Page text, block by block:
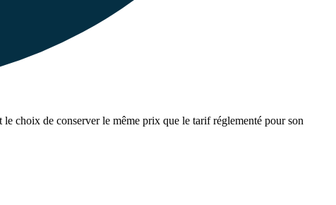
choix de conserver le même prix que le tarif réglementé pour son